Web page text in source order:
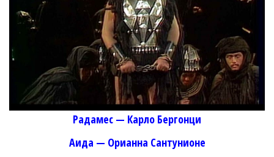
Радамес — Карло Бергонци
Аида — Орианна Сантунионе